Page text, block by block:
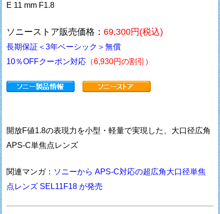
E 11 mm F1.8
ソニーストア販売価格： 69,300円(税込)
長期保証＜3年ベーシック＞無償
10％OFFクーポン対応 （6,930円の割引）
開放F値1.8の表現力を小型・軽量で実現した、大口径広角
APS-C単焦点レンズ
関連マンガ： ソニーから APS-C対応の超広角大口径単焦
点レンズ SEL11F18 が発売